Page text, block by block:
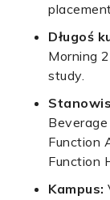
Długoś
Morning
study.
Function
Function
Kampus: